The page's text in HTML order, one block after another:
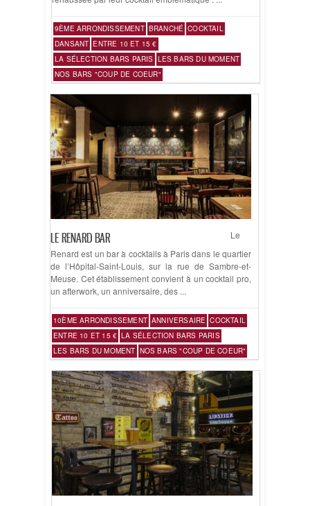
9ÈME ARRONDISSEMENT BRANCHÉ COCKTAIL
DANSANT ENTRE 10 ET 15 €
LA SÉLECTION BARS PARIS LES BARS DU MOMENT
NOS BARS "COUP DE COEUR"
LE RENARD BAR
Le
Renard est un bar à cocktails à Paris dans le quartier
de l’Hôpital-Saint-Louis, sur la rue de Sambre-et-
Meuse. Cet établissement convient à un cocktail pro,
un afterwork, un anniversaire, des ...
10ÈME ARRONDISSEMENT ANNIVERSAIRE COCKTAIL
ENTRE 10 ET 15 € LA SÉLECTION BARS PARIS
LES BARS DU MOMENT NOS BARS "COUP DE COEUR"